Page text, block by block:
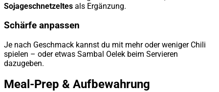
Sojageschnetzeltes als Ergänzung.
Schärfe anpassen
Je nach Geschmack kannst du mit mehr oder weniger Chili
spielen – oder etwas Sambal Oelek beim Servieren
dazugeben.
Meal-Prep & Aufbewahrung